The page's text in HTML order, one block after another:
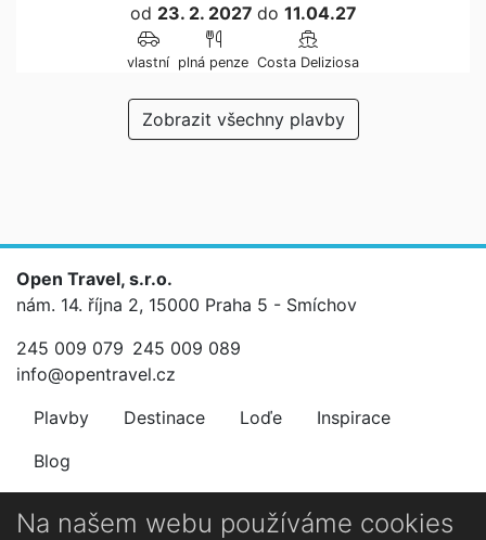
od 23. 2. 2027 do 11.04.27
vlastní plná penze Costa Deliziosa
Zobrazit všechny plavby
Open Travel, s.r.o.
nám. 14. října 2, 15000 Praha 5 - Smíchov
245 009 079 245 009 089
info@opentravel.cz
Plavby
Destinace Loďe
Inspirace
Blog
Newsletter
Na našem webu používáme cookies